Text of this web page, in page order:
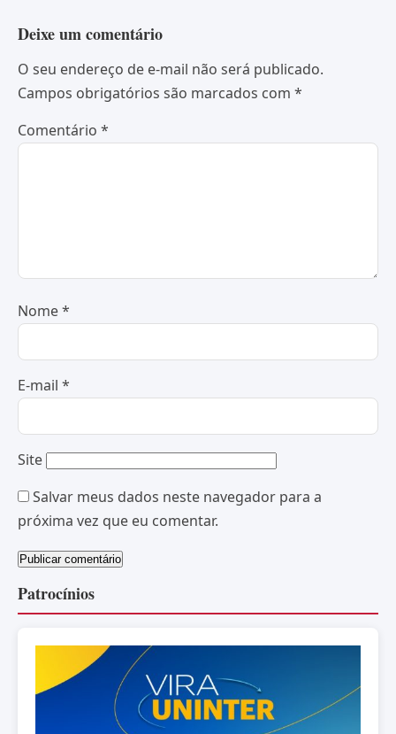
Deixe um comentário
O seu endereço de e-mail não será publicado.
Campos obrigatórios são marcados com *
Comentário *
Nome*
E-mail *
Site
Salvar meus dados neste navegador para a
próxima vez que eu comentar.
Patrocínios